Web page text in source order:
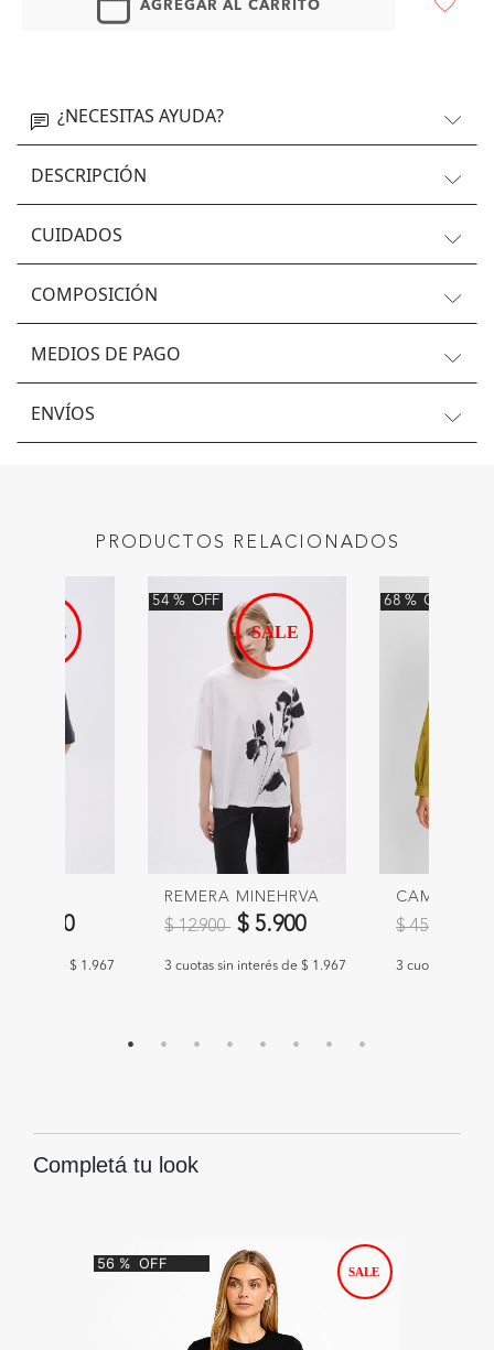
AGREGAR AL CARRITO
¿NECESITAS AYUDA?
DESCRIPCIÓN
CUIDADOS
COMPOSICIÓN
MEDIOS DE PAGO
ENVÍOS
PRODUCTOS RELACIONADOS
de
$ 5.900
interés de $ 1.967
54% OFF
REMERA MINEHRVA
Precio reducido de
$ 12.900 a$ 5.900
3 cuotas sin interés de $ 1.967
68% OFF
CAMISA
Precio
$ 45.900
3 cuotas sin
Completá tu look
56 % OFF